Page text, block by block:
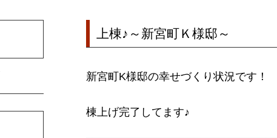
上棟♪～新宮町Ｋ様邸～
新宮町K様邸の幸せづくり状況です！
棟上げ完了してます♪